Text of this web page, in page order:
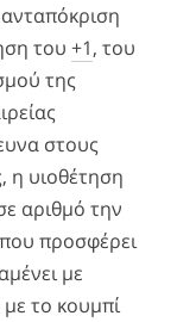
ανταπόκριση
του +1, του
της
στους
η υιοθέτηση
αριθμό την
προσφέρει
με
με το κουμπί